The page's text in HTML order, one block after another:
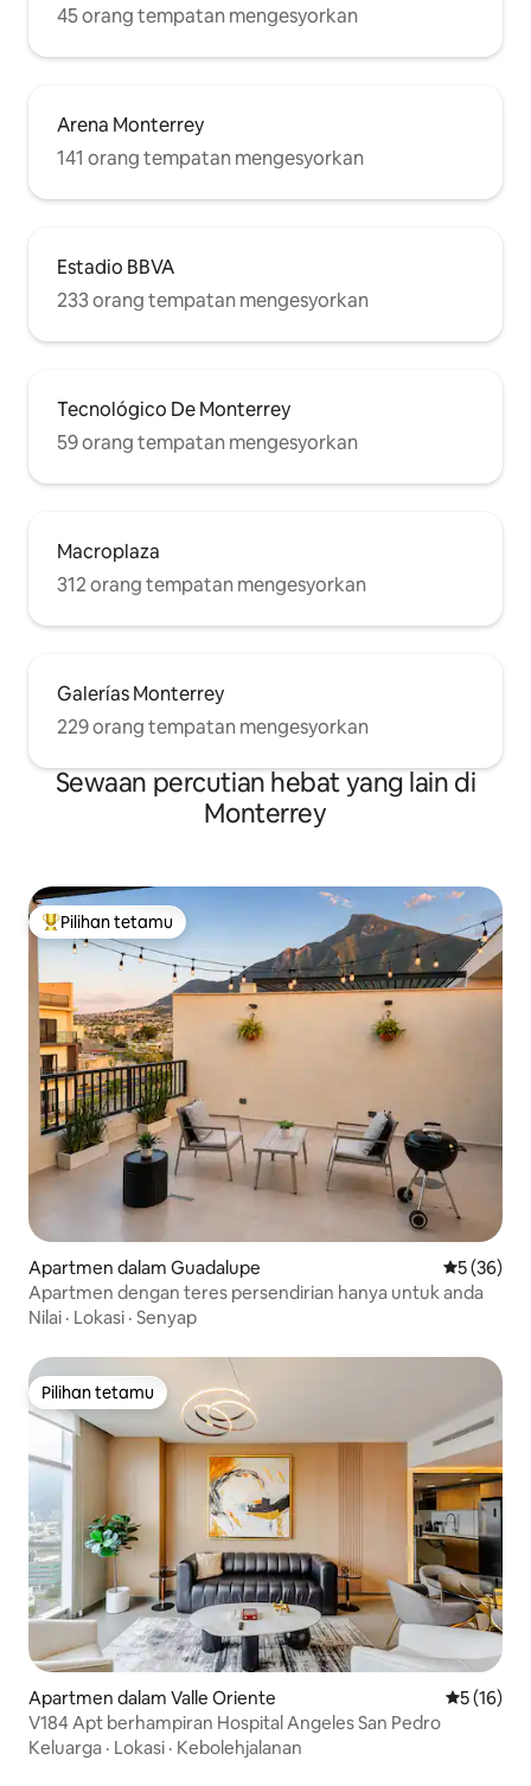
45 orang tempatan mengesyorkan
Arena Monterrey
141 orang tempatan mengesyorkan
Estadio BBVA
233 orang tempatan mengesyorkan
Tecnológico De Monterrey
59 orang tempatan mengesyorkan
Macroplaza
312 orang tempatan mengesyorkan
Galerías Monterrey
229 orang tempatan mengesyorkan
Sewaan percutian hebat yang lain di
Monterrey
Pilihan utama tetamu
Pilihan tetamu
Apartmen dalam Guadalupe Penarafan
5 (36)
Apartmen dengan teres persendirian hanya untuk anda
Nilai · Lokasi · Senyap
Pilihan tetamu
Pilihan tetamu
Apartmen dalam Valle Oriente
5 (16)
V184 Apt berhampiran Hospital Angeles San Pedro
Keluarga · Lokasi · Kebolehjalanan